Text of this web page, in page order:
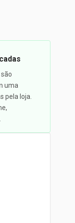
uma
pela loja.